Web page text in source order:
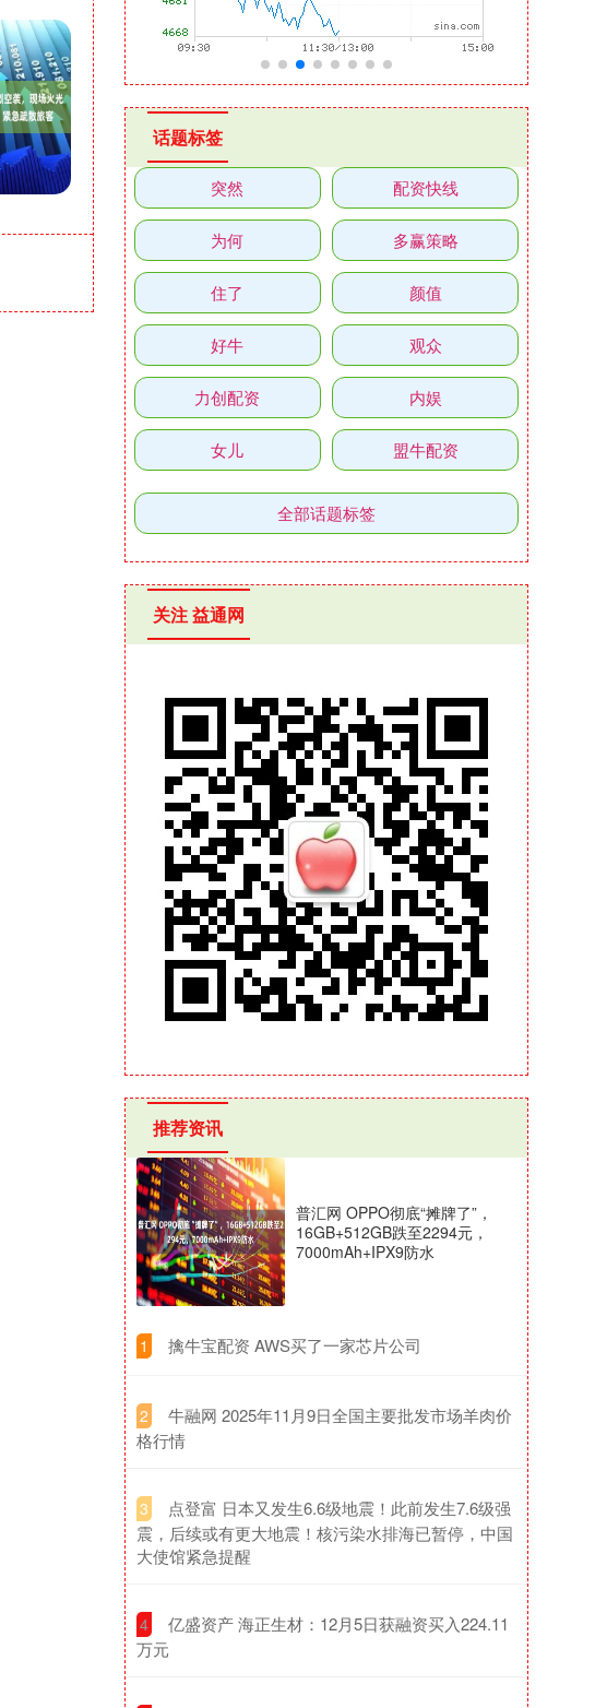
话题标签
突然 配资快线
为何 多赢策略
住了 颜值
好牛 观众
力创配资 内娱
女儿 盟牛配资
全部话题标签
关注 益通网
推荐资讯
普汇网 OPPO彻底“摊牌了”，
16GB+512GB跌至2294元，
7000mAh+IPX9防水
1 ​擒牛宝配资 AWS买了一家芯片公司
2
​牛融网 2025年11月9日全国主要批发市场羊肉价
格行情
3
​点登富 日本又发生6.6级地震！此前发生7.6级强
震，后续或有更大地震！核污染水排海已暂停，中国
大使馆紧急提醒
4
​亿盛资产 海正生材：12月5日获融资买入224.11
万元